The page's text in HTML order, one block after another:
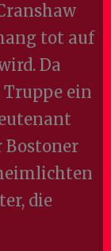
tot auf
Da
ein
Bostoner
die